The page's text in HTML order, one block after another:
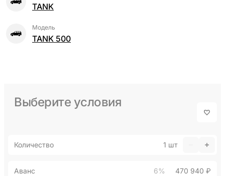
TANK
Модель
TANK 500
Выберите условия
Количество 1 шт
Аванс 6% 470 940 ₽